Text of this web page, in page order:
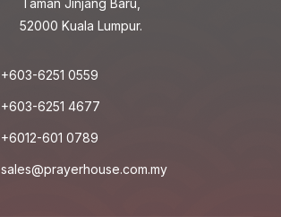
Taman Jinjang Baru,
52000 Kuala Lumpur.
+603-6251 0559
+603-6251 4677
+6012-601 0789
sales@prayerhouse.com.my